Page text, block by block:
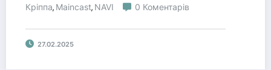
Кріппа, Maincast, NAVI 0 Коментарів
27.02.2025